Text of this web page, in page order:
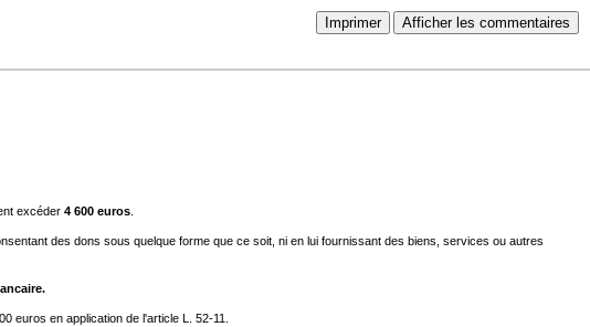
Imprimer Afficher les commentaires
excéder 4 600 euros
des dons sous quelque forme que ce soit, ni en lui fournissant des biens, services ou autres
euros en application de l'article L. 52-11.